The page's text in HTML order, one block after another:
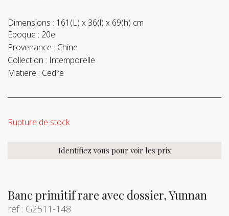
Banc primitif rare avec dossier, Yunnan
ref : G2511-148
Dimensions : 161(L) x 36(l) x 69(h) cm
Epoque : 20e
Provenance : Chine
Collection : Intemporelle
Matiere : Cedre
Rupture de stock
Identifiez vous pour voir les prix